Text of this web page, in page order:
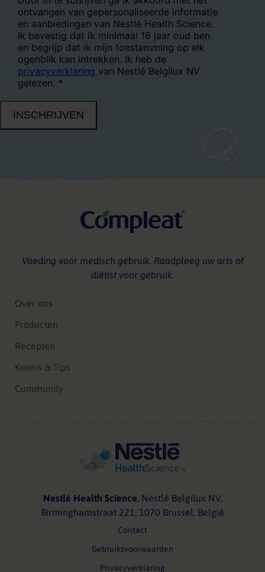
Voeding voor medisch gebruik. Raadpleeg uw arts of
diëtist voor gebruik.
Over ons
Producten
Recepten
Kennis & Tips
Community
Nestlé Health Science, Nestlé Belgilux NV,
Birminghamstraat 221, 1070 Brussel, België
Contact
Gebruiksvoorwaarden
Privacyverklaring